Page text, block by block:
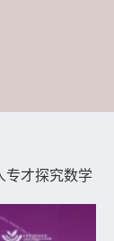
才探究数学